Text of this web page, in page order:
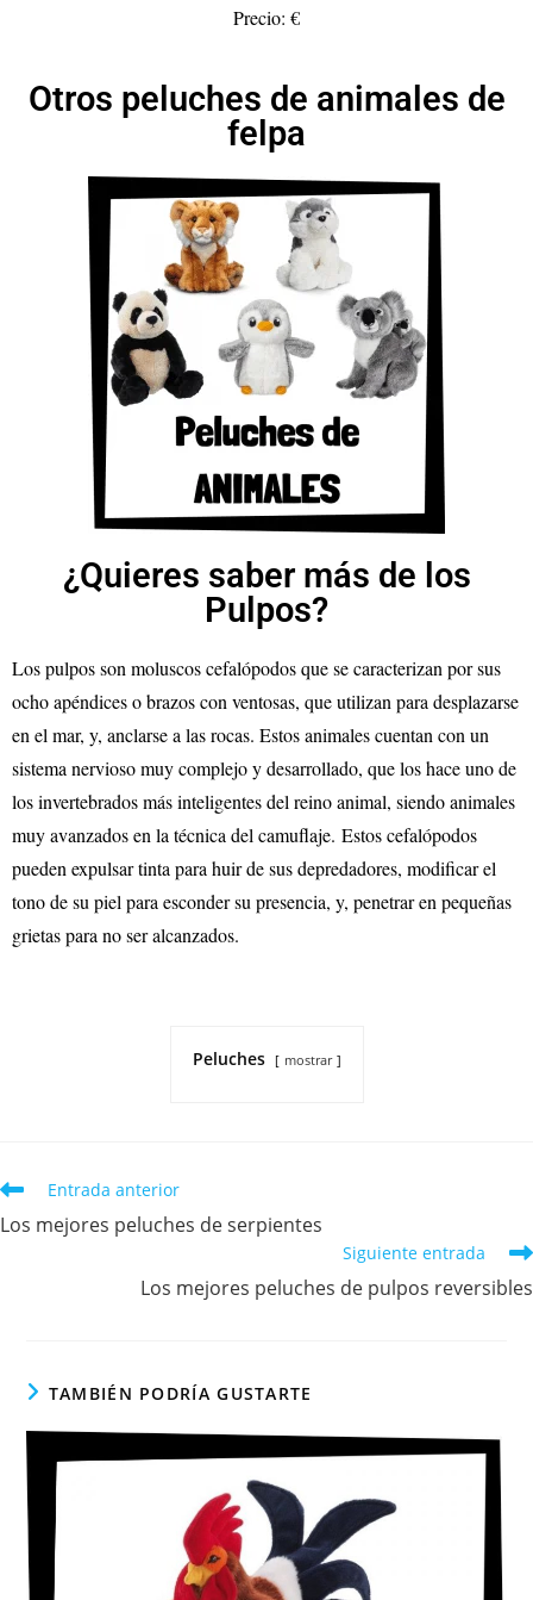
Precio: €
Otros peluches de animales de
felpa
¿Quieres saber más de los
Pulpos?
Los pulpos son moluscos cefalópodos que se caracterizan por sus
ocho apéndices o brazos con ventosas, que utilizan para desplazarse
en el mar, y, anclarse a las rocas. Estos animales cuentan con un
sistema nervioso muy complejo y desarrollado, que los hace uno de
los invertebrados más inteligentes del reino animal, siendo animales
muy avanzados en la técnica del camuflaje. Estos cefalópodos
pueden expulsar tinta para huir de sus depredadores, modificar el
tono de su piel para esconder su presencia, y, penetrar en pequeñas
grietas para no ser alcanzados.
Peluches mostrar
Entrada anterior
Los mejores peluches de serpientes
Siguiente entrada
Los mejores peluches de pulpos reversibles
TAMBIÉN PODRÍA GUSTARTE